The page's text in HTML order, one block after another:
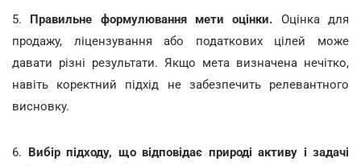
5. Правильне формулювання мети оцінки. Оцінка для
продажу, ліцензування або податкових цілей може
давати різні результати. Якщо мета визначена нечітко,
навіть коректний підхід не забезпечить релевантного
висновку.
6. Вибір підходу, що відповідає природі активу і задачі